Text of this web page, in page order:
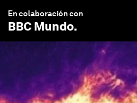
En colaboración con
BBC Mundo.